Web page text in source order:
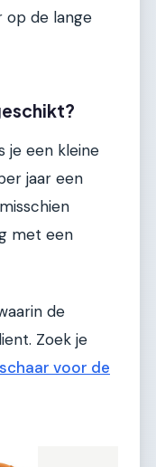
op de lange
je een kleine
jaar een
met een
de
Zoek je
voor de